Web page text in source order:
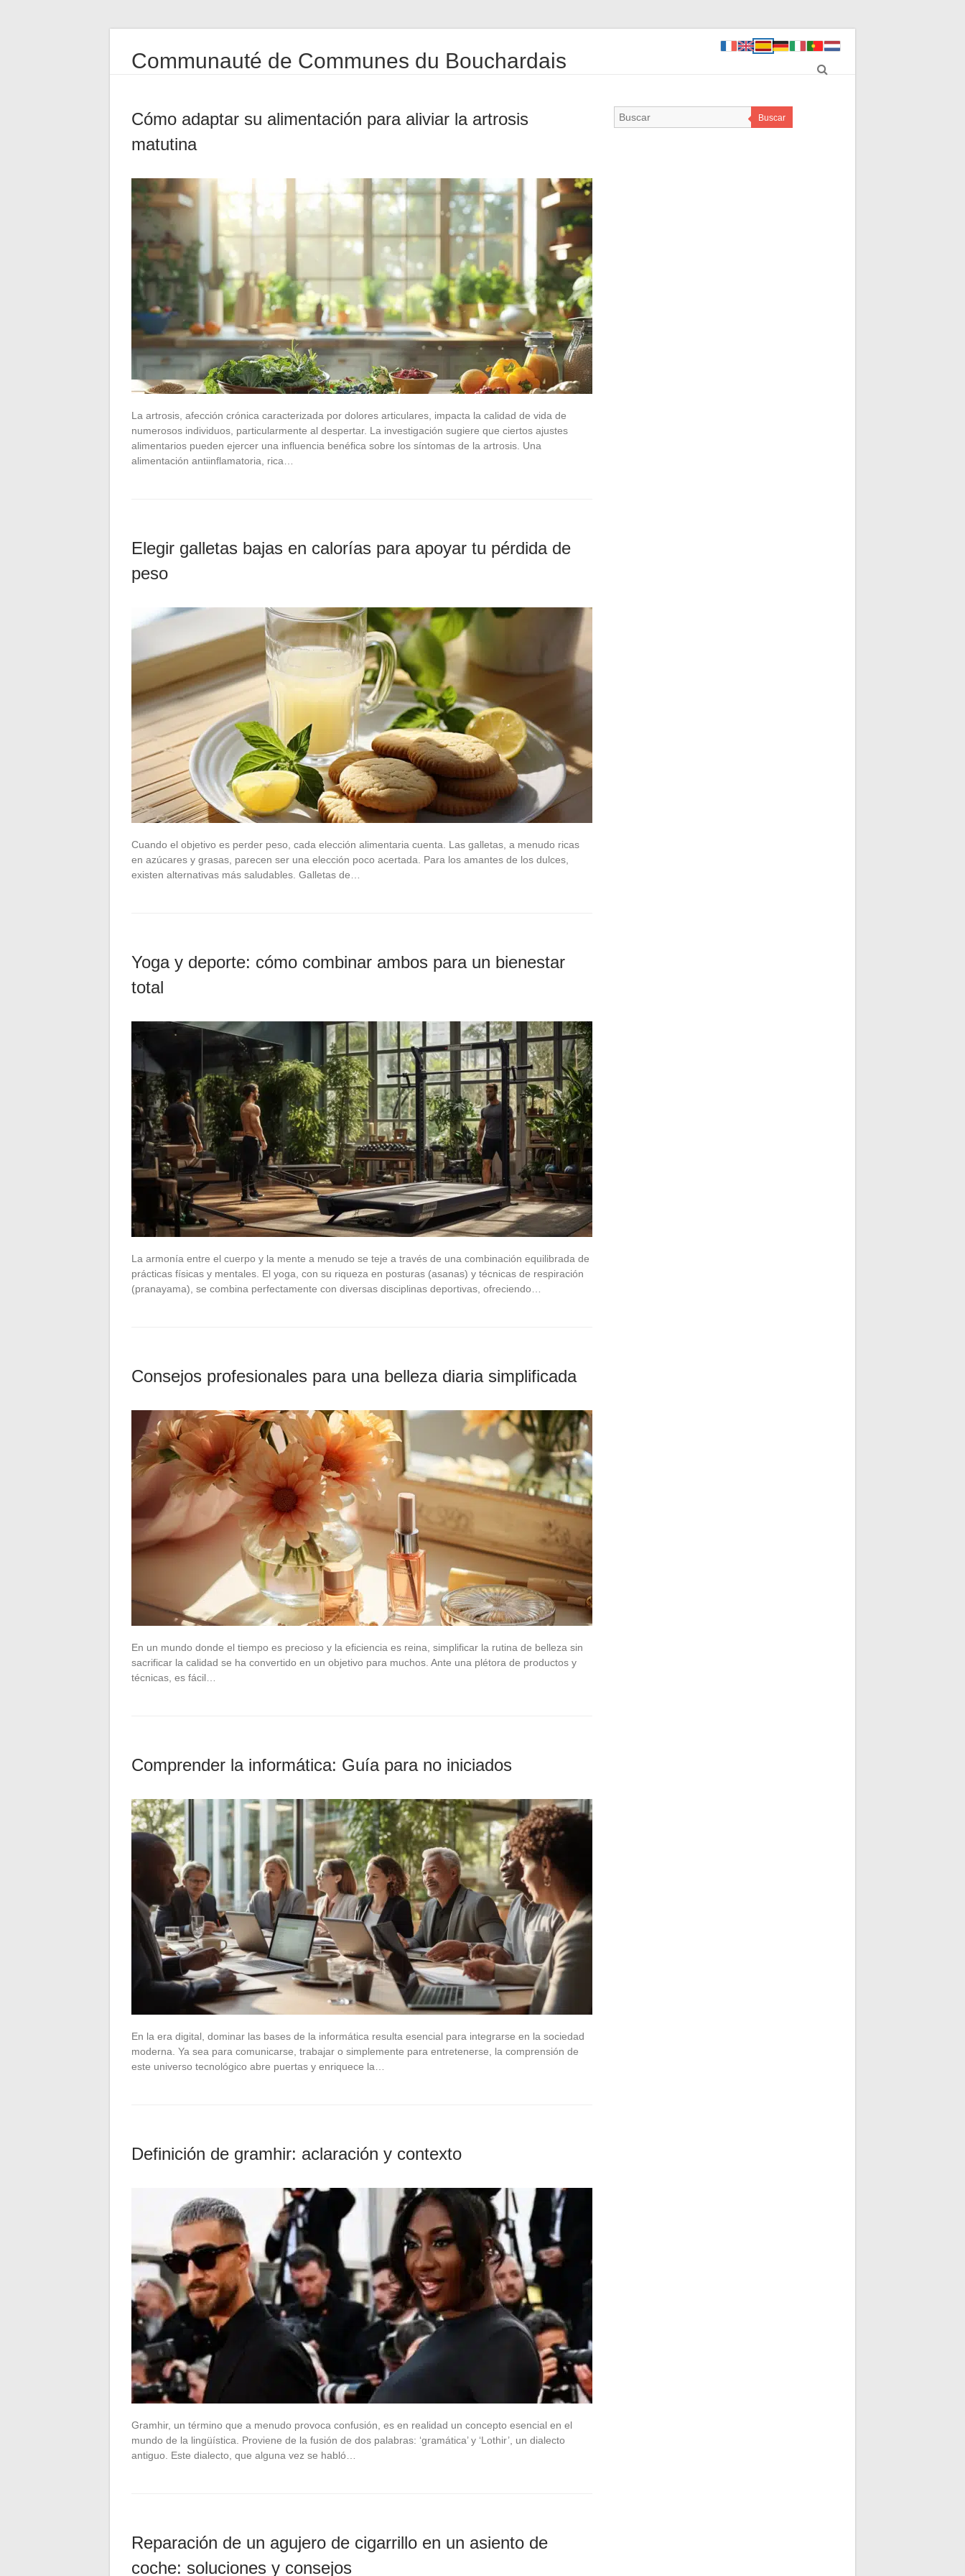
Communauté de Communes du Bouchardais
Cómo adaptar su alimentación para aliviar la artrosis
matutina
La artrosis, afección crónica caracterizada por dolores articulares, impacta la calidad de vida de
numerosos individuos, particularmente al despertar. La investigación sugiere que ciertos ajustes
alimentarios pueden ejercer una influencia benéfica sobre los síntomas de la artrosis. Una
alimentación antiinflamatoria, rica…
Elegir galletas bajas en calorías para apoyar tu pérdida de
peso
Cuando el objetivo es perder peso, cada elección alimentaria cuenta. Las galletas, a menudo ricas
en azúcares y grasas, parecen ser una elección poco acertada. Para los amantes de los dulces,
existen alternativas más saludables. Galletas de…
Yoga y deporte: cómo combinar ambos para un bienestar
total
La armonía entre el cuerpo y la mente a menudo se teje a través de una combinación equilibrada de
prácticas físicas y mentales. El yoga, con su riqueza en posturas (asanas) y técnicas de respiración
(pranayama), se combina perfectamente con diversas disciplinas deportivas, ofreciendo…
Consejos profesionales para una belleza diaria simplificada
En un mundo donde el tiempo es precioso y la eficiencia es reina, simplificar la rutina de belleza sin
sacrificar la calidad se ha convertido en un objetivo para muchos. Ante una plétora de productos y
técnicas, es fácil…
Comprender la informática: Guía para no iniciados
En la era digital, dominar las bases de la informática resulta esencial para integrarse en la sociedad
moderna. Ya sea para comunicarse, trabajar o simplemente para entretenerse, la comprensión de
este universo tecnológico abre puertas y enriquece la…
Definición de gramhir: aclaración y contexto
Gramhir, un término que a menudo provoca confusión, es en realidad un concepto esencial en el
mundo de la lingüística. Proviene de la fusión de dos palabras: ‘gramática’ y ‘Lothir’, un dialecto
antiguo. Este dialecto, que alguna vez se habló…
Reparación de un agujero de cigarrillo en un asiento de
coche: soluciones y consejos
Buscar